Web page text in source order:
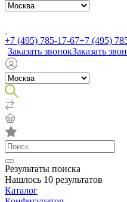
+7 (495) 785-17-67+7 (495)
Заказать звонокЗаказать
Результаты поиска
Нашлось 10 результатов
Каталог